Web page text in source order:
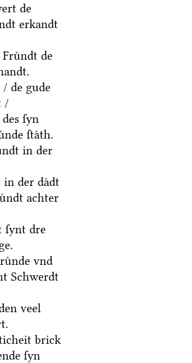
de
erkandt
Fruͤndt de
de gude
/
ſyn
ſtaͤth.
in der
der daͤdt
achter
ſynt dre
vnd
Schwerdt
veel
brick
ſyn